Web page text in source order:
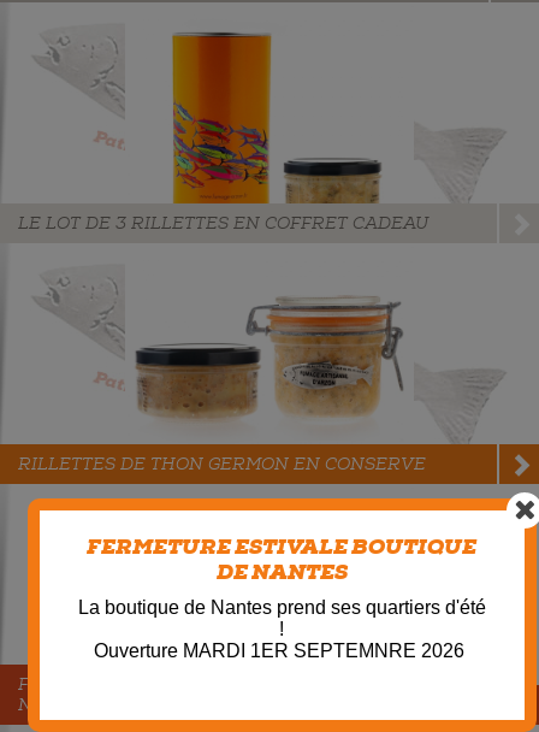
LE LOT DE 3 RILLETTES EN COFFRET CADEAU
RILLETTES DE THON GERMON EN CONSERVE
FILET DE THON BLANC OU THON GERMON AU
NATUREL
FERMETURE ESTIVALE BOUTIQUE
DE NANTES
La boutique de Nantes prend ses quartiers d'été
!
Ouverture MARDI 1ER SEPTEMNRE 2026